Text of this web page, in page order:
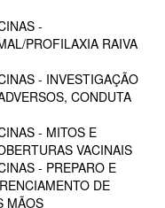
-
PROFILAXIA RAIVA
- INVESTIGAÇÃO
CONDUTA
- MITOS E
VACINAIS
- PREPARO E
DE
MÃOS